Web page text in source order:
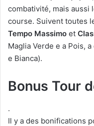
combativité, mais aussi
course. Suivent toutes
Tempo Massimo et
Maglia Verde e a Pois,
e Bianca).
Bonus Tour
.
Il y a des bonifications